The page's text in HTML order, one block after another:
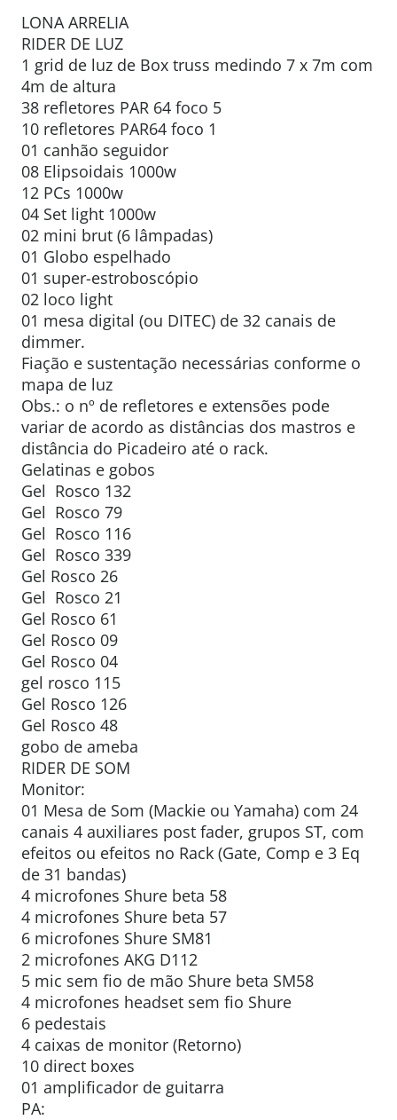
LONA ARRELIA
RIDER DE LUZ
1 grid de luz de Box truss medindo 7 x 7m com
4m de altura
38 refletores PAR 64 foco 5
10 refletores PAR64 foco 1
01 canhão seguidor
08 Elipsoidais 1000w
12 PCs 1000w
04 Set light 1000w
02 mini brut (6 lâmpadas)
01 Globo espelhado
01 super-estroboscópio
02 loco light
01 mesa digital (ou DITEC) de 32 canais de
dimmer.
Fiação e sustentação necessárias conforme o
mapa de luz
Obs.: o nº de refletores e extensões pode
variar de acordo as distâncias dos mastros e
distância do Picadeiro até o rack.
Gelatinas e gobos
Gel Rosco 132
Gel Rosco 79
Gel Rosco 116
Gel Rosco 339
Gel Rosco 26
Gel Rosco 21
Gel Rosco 61
Gel Rosco 09
Gel Rosco 04
gel rosco 115
Gel Rosco 126
Gel Rosco 48
gobo de ameba
RIDER DE SOM
Monitor:
01 Mesa de Som (Mackie ou Yamaha) com 24
canais 4 auxiliares post fader, grupos ST, com
efeitos ou efeitos no Rack (Gate, Comp e 3 Eq
de 31 bandas)
4 microfones Shure beta 58
4 microfones Shure beta 57
6 microfones Shure SM81
2 microfones AKG D112
5 mic sem fio de mão Shure beta SM58
4 microfones headset sem fio Shure
6 pedestais
4 caixas de monitor (Retorno)
10 direct boxes
01 amplificador de guitarra
PA: